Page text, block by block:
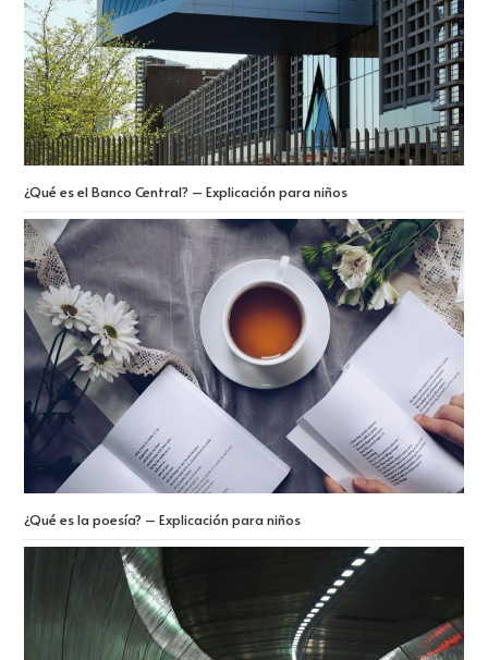
¿Qué es el Banco Central? – Explicación para niños
¿Qué es la poesía? – Explicación para niños